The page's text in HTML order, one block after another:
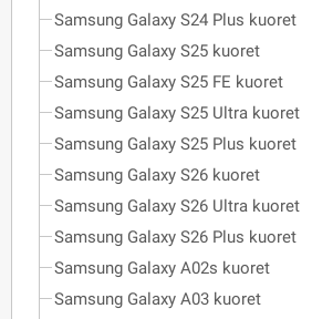
Samsung Galaxy S24 Plus kuoret
Samsung Galaxy S25 kuoret
Samsung Galaxy S25 FE kuoret
Samsung Galaxy S25 Ultra kuoret
Samsung Galaxy S25 Plus kuoret
Samsung Galaxy S26 kuoret
Samsung Galaxy S26 Ultra kuoret
Samsung Galaxy S26 Plus kuoret
Samsung Galaxy A02s kuoret
Samsung Galaxy A03 kuoret